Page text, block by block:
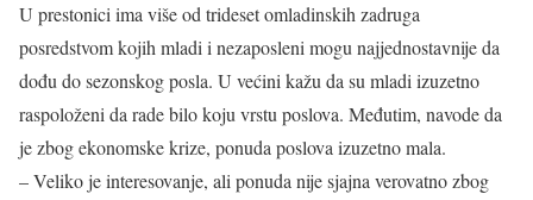
U prestonici ima više od trideset omladinskih zadruga
posredstvom kojih mladi i nezaposleni mogu najjednostavnije da
dođu do sezonskog posla. U većini kažu da su mladi izuzetno
raspoloženi da rade bilo koju vrstu poslova. Međutim, navode da
je zbog ekonomske krize, ponuda poslova izuzetno mala.
– Veliko je interesovanje, ali ponuda nije sjajna verovatno zbog